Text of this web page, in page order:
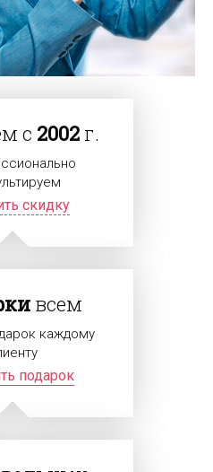
с 2002 г.
скидку
всем
каждому
подарок